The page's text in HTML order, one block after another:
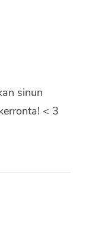
sinun
< 3